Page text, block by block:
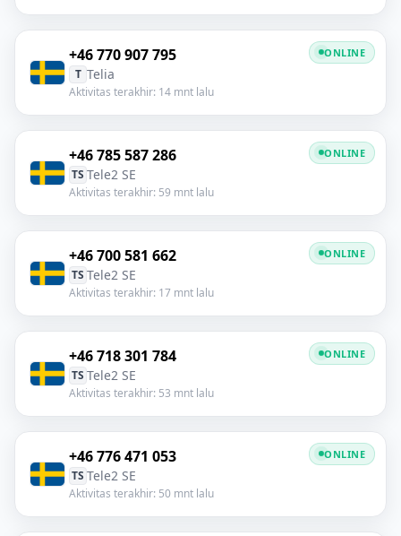
+46 770 907 795
T Telia
Aktivitas terakhir: 14 mnt lalu
ONLINE
+46 785 587 286
TS Tele2 SE
Aktivitas terakhir: 59 mnt lalu
ONLINE
+46 700 581 662
TS Tele2 SE
Aktivitas terakhir: 17 mnt lalu
ONLINE
+46 718 301 784
TS Tele2 SE
Aktivitas terakhir: 53 mnt lalu
ONLINE
+46 776 471 053
TS Tele2 SE
Aktivitas terakhir: 50 mnt lalu
ONLINE